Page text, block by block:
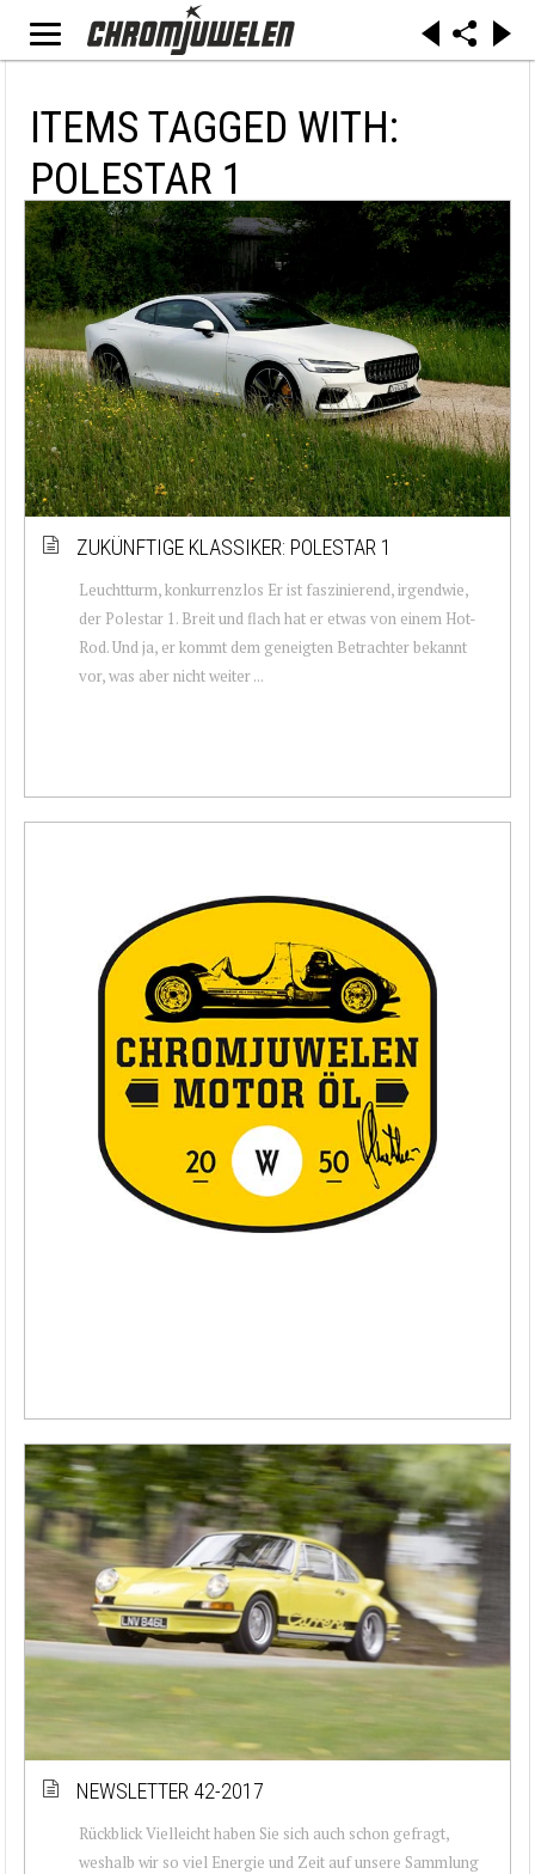
ITEMS TAGGED WITH:
POLESTAR 1
ZUKÜNFTIGE KLASSIKER: POLESTAR 1
Leuchtturm, konkurrenzlos Er ist faszinierend, irgendwie,
der Polestar 1. Breit und flach hat er etwas von einem Hot-
Rod. Und ja, er kommt dem geneigten Betrachter bekannt
vor, was aber nicht weiter ...
NEWSLETTER 42-2017
Rückblick Vielleicht haben Sie sich auch schon gefragt,
weshalb wir so viel Energie und Zeit auf unsere Sammlung